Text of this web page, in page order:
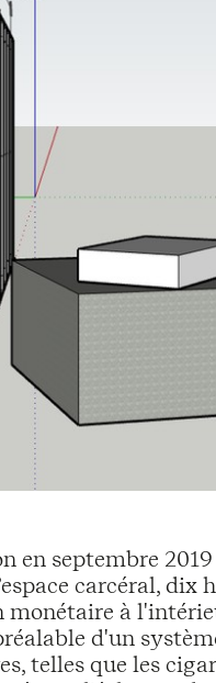
en septembre
carcéral, dix
monétaire à
d'un
telles que les